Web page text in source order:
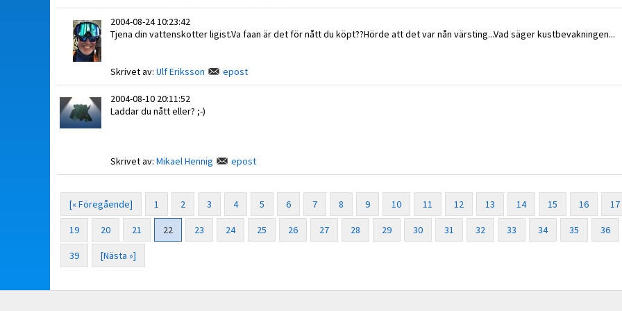
2004-08-24 10:23:42
Tjena din vattenskotter ligist.Va faan är det för nått du köpt??Hörde att det var nån värsting...Vad säger kustbevakningen...
Skrivet av: Ulf Eriksson epost
2004-08-10 20:11:52
Laddar du nått eller? ;-)
Skrivet av: Mikael Hennig epost
[« Föregående] 1 2 3 4 5 6 7 8 9 10 11 12 13 14 15 16 17
19 20 21 22 23 24 25 26 27 28 29 30 31 32 33 34 35 36
39 [Nästa »]